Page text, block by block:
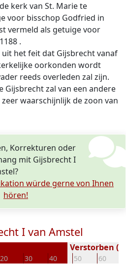
kerk van St. Marie te
voor bisschop Godfried in
vermeld als getuige voor
.
het feit dat Gijsbrecht vanaf
oorkonden wordt
reeds overleden zal zijn.
Gijsbrecht zal van een andere
waarschijnlijk de zoon van
Korrekturen oder
mit Gijsbrecht I
würde gerne von Ihnen
hören!
I van Amstel
20 30 40 50 60
Verstorben (